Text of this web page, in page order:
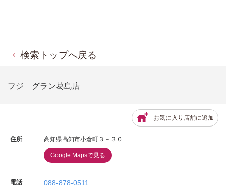
検索トップへ戻る
フジ グラン葛島店
お気に入り店舗に追加
住所 高知県高知市小倉町３－３０
Google Mapsで見る
電話 088-878-0511